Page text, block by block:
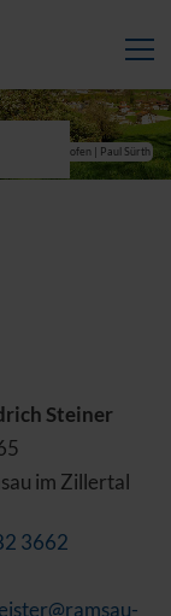
© TVB Mayrhofen | Paul Sürth
Steiner
im Zillertal
3662